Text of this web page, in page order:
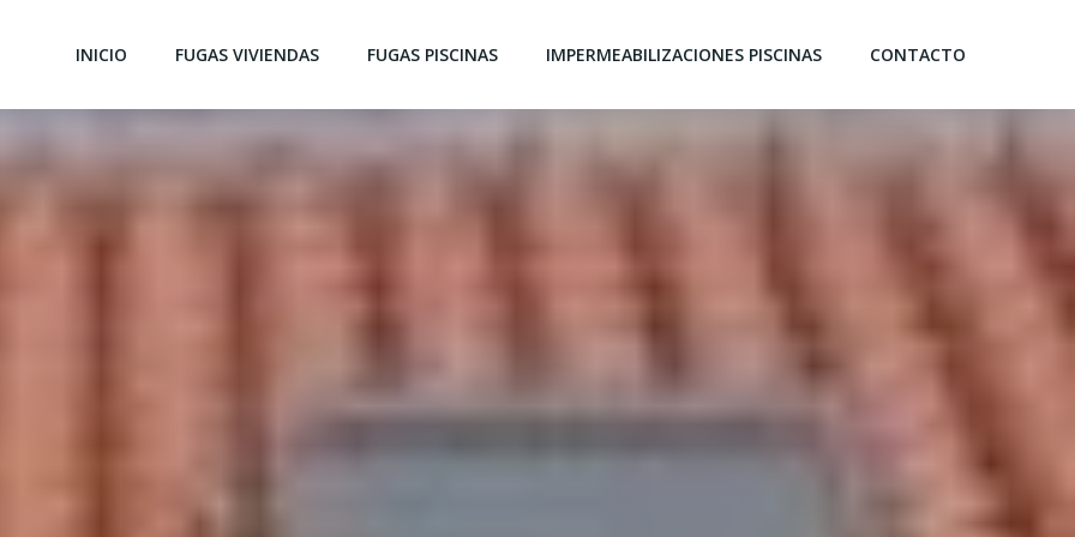
INICIO FUGAS VIVIENDAS FUGAS PISCINAS IMPERMEABILIZACIONES PISCINAS CONTACTO